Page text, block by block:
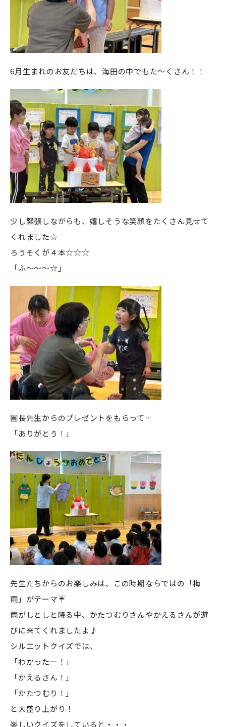
6月生まれのお友だちは、海田の中でもた～くさん！！
少し緊張しながらも、嬉しそうな笑顔をたくさん見せて
くれました☆
ろうそくが４本☆☆☆
「ふ～～～☆」
園長先生からのプレゼントをもらって…
「ありがとう！」
先生たちからのお楽しみは、この時期ならではの「梅
雨」がテーマ☔
雨がしとしと降る中、かたつむりさんやかえるさんが遊
びに来てくれましたよ♪
シルエットクイズでは、
「わかったー！」
「かえるさん！」
「かたつむり！」
と大盛り上がり！
楽しいクイズをしていると・・・